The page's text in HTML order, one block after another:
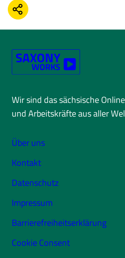
TEILEN
Wir sind das sächsische
und Arbeitskräfte aus aller
Über uns
Kontakt
Datenschutz
Impressum
Barrierefreiheitserklärung
Cookie Consent